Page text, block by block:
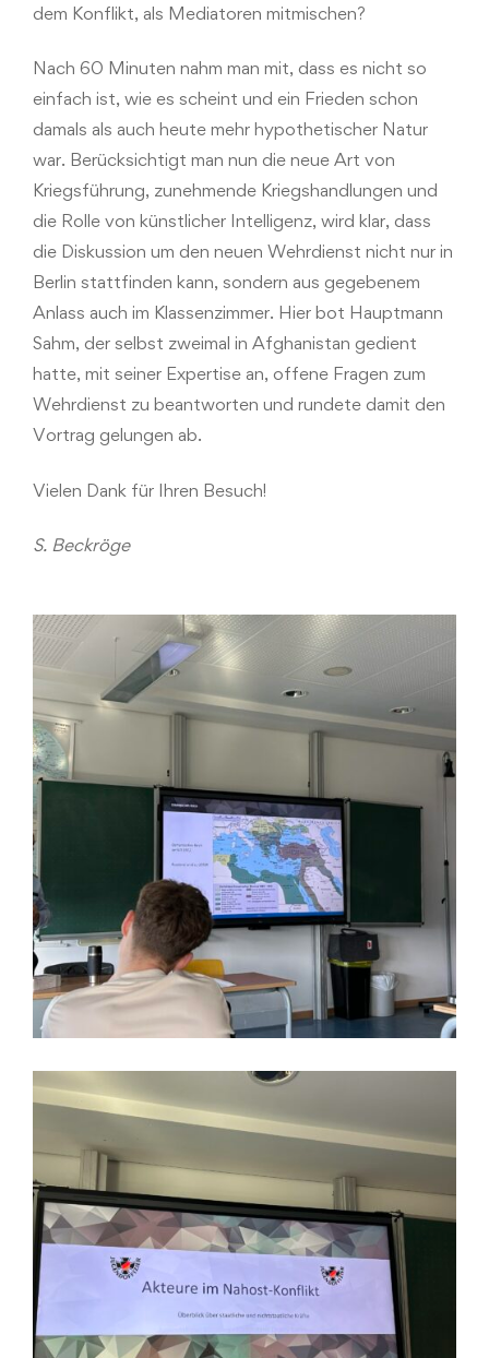
dem Konflikt, als Mediatoren mitmischen?
Nach 60 Minuten nahm man mit, dass es nicht so
einfach ist, wie es scheint und ein Frieden schon
damals als auch heute mehr hypothetischer Natur
war. Berücksichtigt man nun die neue Art von
Kriegsführung, zunehmende Kriegshandlungen und
die Rolle von künstlicher Intelligenz, wird klar, dass
die Diskussion um den neuen Wehrdienst nicht nur in
Berlin stattfinden kann, sondern aus gegebenem
Anlass auch im Klassenzimmer. Hier bot Hauptmann
Sahm, der selbst zweimal in Afghanistan gedient
hatte, mit seiner Expertise an, offene Fragen zum
Wehrdienst zu beantworten und rundete damit den
Vortrag gelungen ab.
Vielen Dank für Ihren Besuch!
S. Beckröge